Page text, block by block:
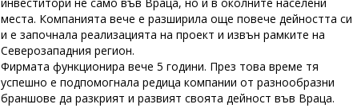
места. Компанията вече е разширила още повече дейността си
и е започнала реализацията на проект и извън рамките на
Северозападния регион.
Фирмата функционира вече 5 години. През това време тя
успешно е подпомогнала редица компании от разнообразни
браншове да разкрият и развият своята дейност във Враца.